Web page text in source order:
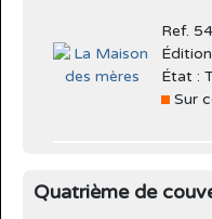
Ref.
État :
Sur
Quatrième de